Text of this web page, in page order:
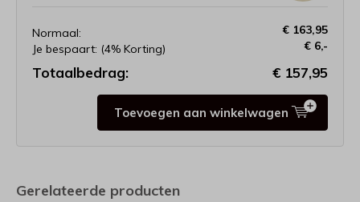
Normaal:
€ 163,95
Je bespaart: (4% Korting) € 6,-
Totaalbedrag: € 157,95
Toevoegen aan winkelwagen
Gerelateerde producten